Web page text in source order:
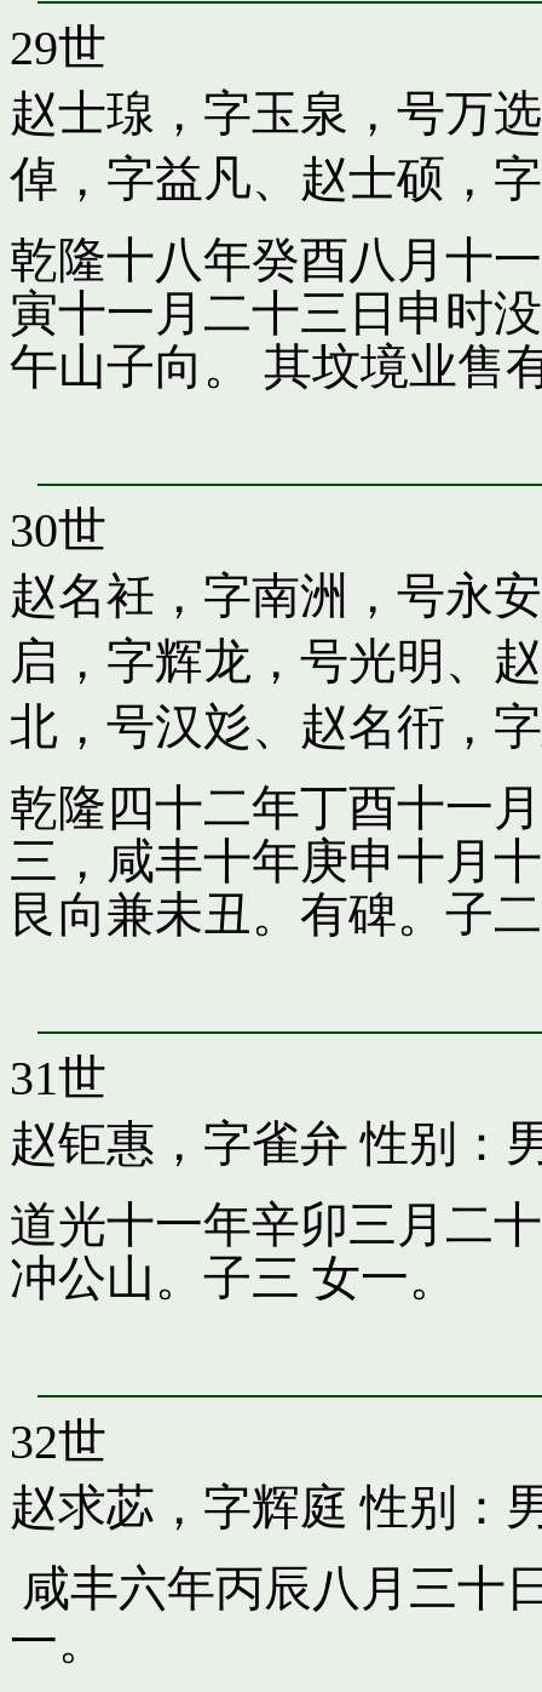
29世
赵士瑔，字玉泉，号万选
倬，字益凡、 赵士硕，
乾隆十八年癸酉八月十
寅十一月二十三日申时
午山子向。 其坟境业售
30世
赵名衽，字南洲，号永安
启，字辉龙，号光明 、
北，号汉彣、 赵名衎，
乾隆四十二年丁酉十一
三，咸丰十年庚申十月
艮向兼未丑。有碑。子
31世
赵钜惠，字雀弁 性别：
道光十一年辛卯三月二
冲公山。子三 女一。
32世
赵求苾，字辉庭 性别：
咸丰六年丙辰八月三十
一。